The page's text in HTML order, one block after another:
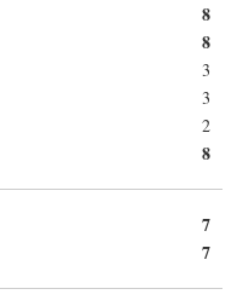
8
8
3
3
2
8
7
7